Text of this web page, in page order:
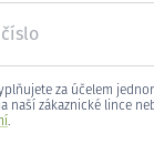
za účelem
naší zákaznické lince
.